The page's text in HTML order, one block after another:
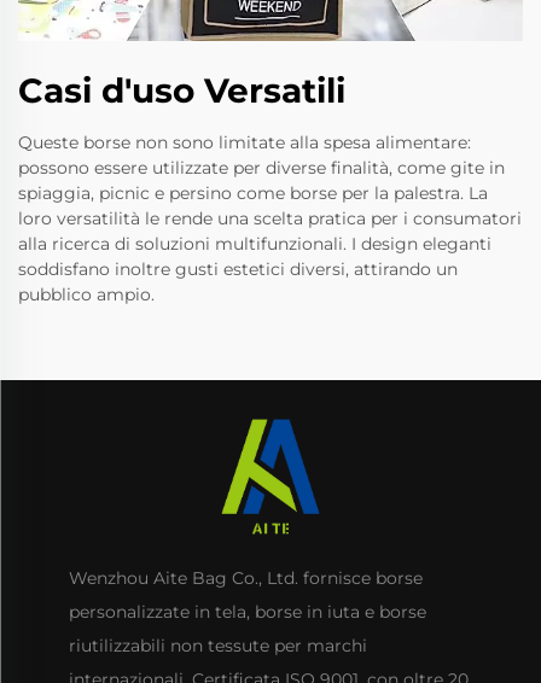
Casi d'uso Versatili
Queste borse non sono limitate alla spesa alimentare:
possono essere utilizzate per diverse finalità, come gite in
spiaggia, picnic e persino come borse per la palestra. La
loro versatilità le rende una scelta pratica per i consumatori
alla ricerca di soluzioni multifunzionali. I design eleganti
soddisfano inoltre gusti estetici diversi, attirando un
pubblico ampio.
Wenzhou Aite Bag Co., Ltd. fornisce borse
personalizzate in tela, borse in iuta e borse
riutilizzabili non tessute per marchi